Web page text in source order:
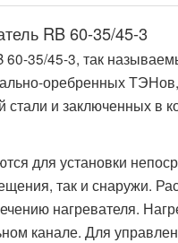
RB 60-35/45-3
60-35/45-3, так
оребренных
и заключенных в
для установки
так и снаружи.
нагревателя.
канале. Для